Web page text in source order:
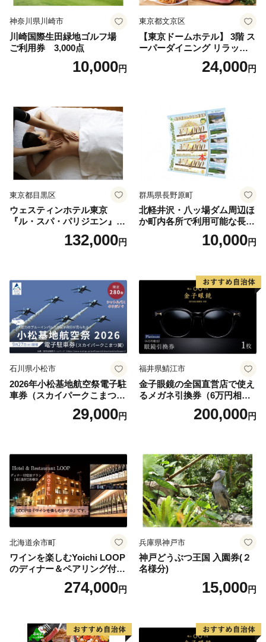
神奈川県川崎市
川崎国際生田緑地ゴルフ場
ご利用券 3,000点
10,000円
東京都文京区
【東京ドームホテル】 3階 ス
ーパーダイニング リラッサ
ランチブッフェ お食事券 大
人1名様分 関東 東京 ご利用
24,000円
東京都目黒区
ウェスティンホテル東京
『ル・スパ・パリジエン』選
べるボディセラピー90分/1名
132,000円
群馬県長野原町
北軽井沢・八ッ場ダム周辺ほ
か町内各所で利用可能な長野
原町ふるさと感謝券（3,000
円分）【トラベル 観光 旅行
10,000円
石川県小松市
2026年小松基地航空祭電子駐
車券（スカイパークこまつ
翼） 駐車場 シャトルバスの
りばすぐ 石川県 小松市
29,000円
福井県鯖江市
金子眼鏡の全国直営店で使え
るメガネ引換券（6万円相
当） Platinum200,000円
北海道余市町
ワインを楽しむYoichi LOOP
のディナー＆ペアリング付宿
泊プラン＜デラックスツイン
274,000円
兵庫県神戸市
神戸どうぶつ王国 入園券(２
名様分)
15,000円